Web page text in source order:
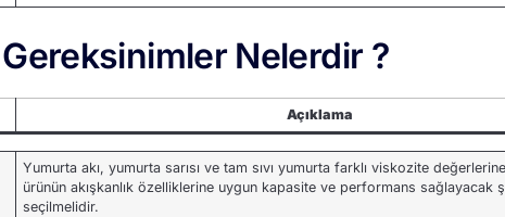
Nelerdir ?
Açıklama
Yumurta akı, yumurta sarısı ve tam sıvı yumurta farklı viskozite
ürünün akışkanlık özelliklerine uygun kapasite ve performans sağlayacak
seçilmelidir.